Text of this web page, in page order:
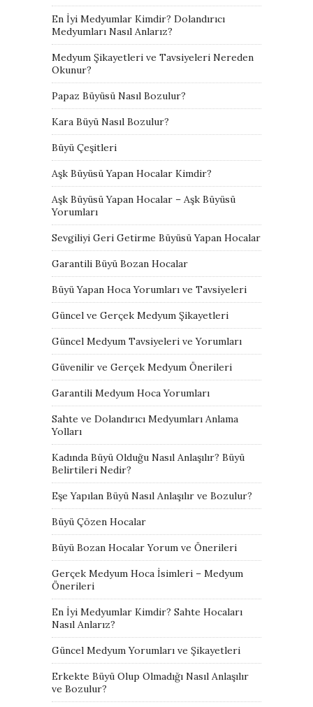
En İyi Medyumlar Kimdir? Dolandırıcı
Medyumları Nasıl Anlarız?
Medyum Şikayetleri ve Tavsiyeleri Nereden
Okunur?
Papaz Büyüsü Nasıl Bozulur?
Kara Büyü Nasıl Bozulur?
Büyü Çeşitleri
Aşk Büyüsü Yapan Hocalar Kimdir?
Aşk Büyüsü Yapan Hocalar – Aşk Büyüsü
Yorumları
Sevgiliyi Geri Getirme Büyüsü Yapan Hocalar
Garantili Büyü Bozan Hocalar
Büyü Yapan Hoca Yorumları ve Tavsiyeleri
Güncel ve Gerçek Medyum Şikayetleri
Güncel Medyum Tavsiyeleri ve Yorumları
Güvenilir ve Gerçek Medyum Önerileri
Garantili Medyum Hoca Yorumları
Sahte ve Dolandırıcı Medyumları Anlama
Yolları
Kadında Büyü Olduğu Nasıl Anlaşılır? Büyü
Belirtileri Nedir?
Eşe Yapılan Büyü Nasıl Anlaşılır ve Bozulur?
Büyü Çözen Hocalar
Büyü Bozan Hocalar Yorum ve Önerileri
Gerçek Medyum Hoca İsimleri – Medyum
Önerileri
En İyi Medyumlar Kimdir? Sahte Hocaları
Nasıl Anlarız?
Güncel Medyum Yorumları ve Şikayetleri
Erkekte Büyü Olup Olmadığı Nasıl Anlaşılır
ve Bozulur?